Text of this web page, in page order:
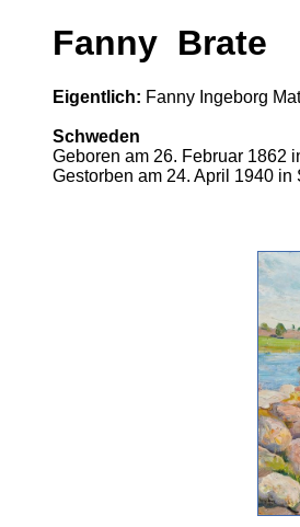
Fanny Brate
Eigentlich: Fanny Ingeborg
Schweden
Geboren am 26. Februar 1862
Gestorben am 24. April 1940 in